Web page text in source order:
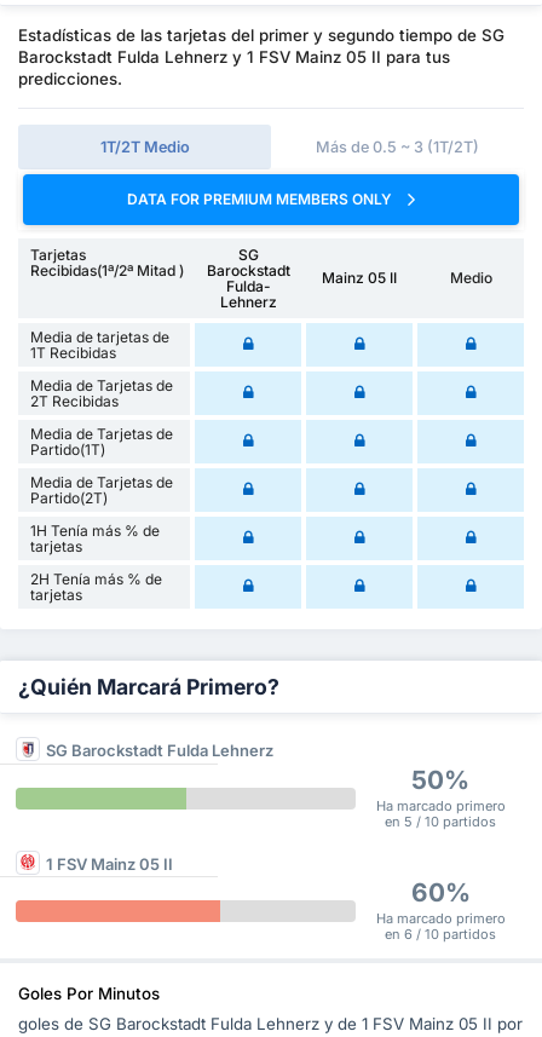
Estadísticas de las tarjetas del primer y segundo tiempo de SG
Barockstadt Fulda Lehnerz y 1 FSV Mainz 05 II para tus
predicciones.
1T/2T Medio Más de 0.5 ~ 3 (1T/2T)
DATA FOR PREMIUM MEMBERS ONLY
Tarjetas
Recibidas(1ª/2ª Mitad )
SG
Barockstadt
Fulda-
Lehnerz
Mainz 05 II Medio
Media de tarjetas de
1T Recibidas
Media de Tarjetas de
2T Recibidas
Media de Tarjetas de
Partido(1T)
Media de Tarjetas de
Partido(2T)
1H Tenía más % de
tarjetas
2H Tenía más % de
tarjetas
¿Quién Marcará Primero?
SG Barockstadt Fulda Lehnerz
50%
Ha marcado primero
en 5 / 10 partidos
1 FSV Mainz 05 II
60%
Ha marcado primero
en 6 / 10 partidos
Goles Por Minutos
goles de SG Barockstadt Fulda Lehnerz y de 1 FSV Mainz 05 II por